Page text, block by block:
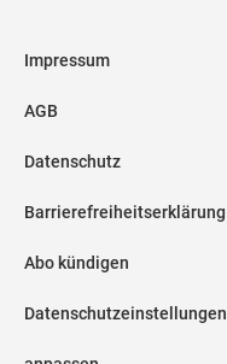
Impressum
AGB
Datenschutz
Barrierefreiheitserklärung
Abo kündigen
Datenschutzeinstellungen